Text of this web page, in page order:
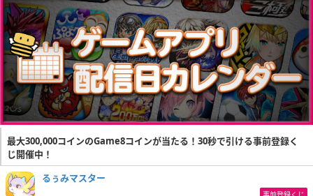
最大300,000コインのGame8コインが当たる！30秒で引ける事前登録く
じ開催中！
るぅみマスター